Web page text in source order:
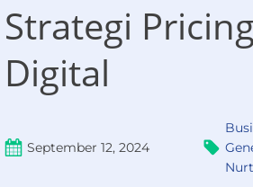
Strategi
Digital
September 12, 2024